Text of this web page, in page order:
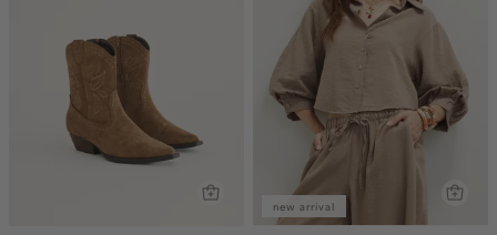
new arrival